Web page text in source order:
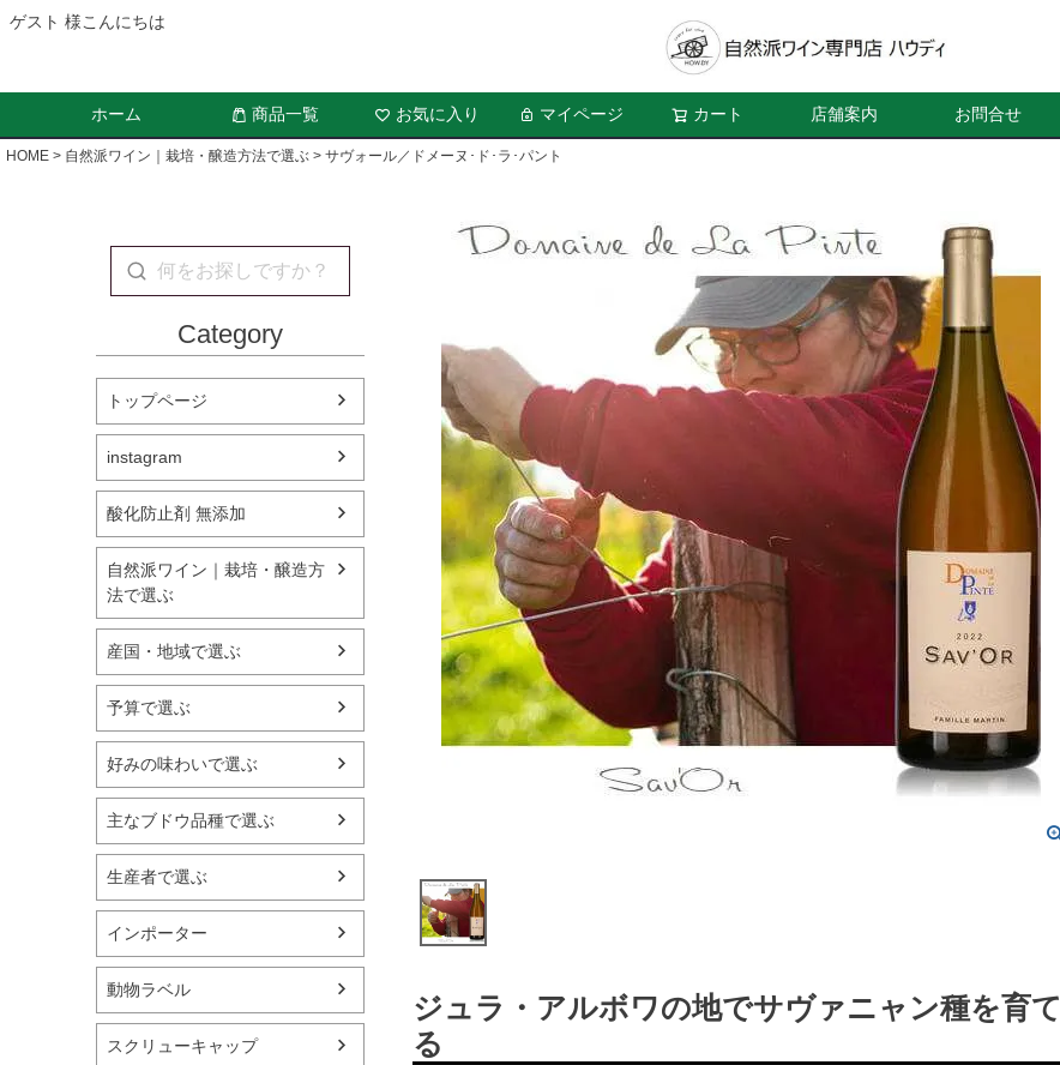
ゲスト 様こんにちは
ホーム 商品一覧 お気に入り マイページ カート 店舗案内 お問合せ
HOME 自然派ワイン｜栽培・醸造方法で選ぶ サヴォール／ドメーヌ･ド･ラ･パント
Category
トップページ
instagram
酸化防止剤 無添加
自然派ワイン｜栽培・醸造方
法で選ぶ
産国・地域で選ぶ
予算で選ぶ
好みの味わいで選ぶ
主なブドウ品種で選ぶ
生産者で選ぶ
インポーター
動物ラベル
スクリューキャップ
ジュラ・アルボワの地でサヴァニャン種を育て
る